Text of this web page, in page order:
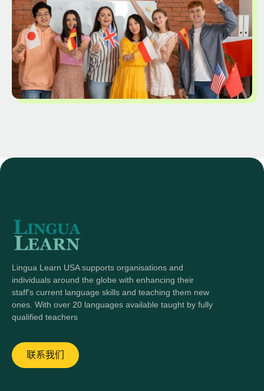
Lingua Learn USA supports organisations and
individuals around the globe with enhancing their
staff's current language skills and teaching them new
ones. With over 20 languages available taught by fully
qualified teachers
联系我们